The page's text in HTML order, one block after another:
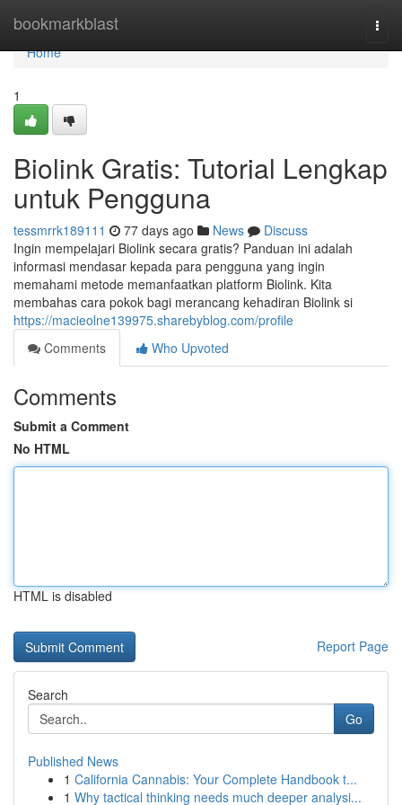
bookmarkblast
Home
Home
1
Biolink Gratis: Tutorial Lengkap
untuk Pengguna
tessmrrk189111 77 days ago News
Discuss
Ingin mempelajari Biolink secara gratis? Panduan ini adalah
informasi mendasar kepada para pengguna yang ingin
memahami metode memanfaatkan platform Biolink. Kita
membahas cara pokok bagi merancang kehadiran Biolink si
https://macieolne139975.sharebyblog.com/profile
Comments
Who Upvoted
Comments
Submit a Comment
No HTML
HTML is disabled
Report Page
Search
Go
Published News
1 California Cannabis: Your Complete Handbook t...
1 Why tactical thinking needs much deeper analysi...